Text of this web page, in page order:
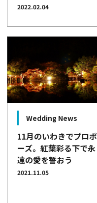
2022.02.04
Wedding News
11月のいわきでプロポ
ーズ。紅葉彩る下で永
遠の愛を誓おう
2021.11.05